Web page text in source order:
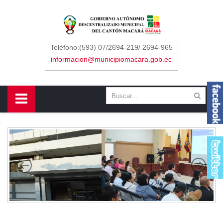
Teléfono:(593) 07/2694-219/ 2694-965
informacion@municipiomacara.gob.ec
Sidebar Menu
Concejo
Departamentos
Contáctenos
Macará
Cantón
Himno a Macará
Símbolos Patrios